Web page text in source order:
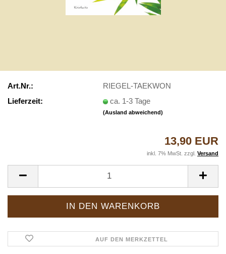
Art.Nr.:
RIEGEL-TAEKWON
Lieferzeit:
ca. 1-3 Tage
(Ausland abweichend)
13,90 EUR
inkl. 7% MwSt. zzgl. Versand
AUF DEN MERKZETTEL